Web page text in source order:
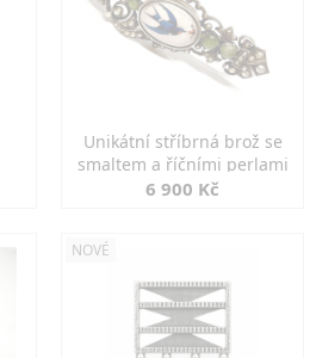
Unikátní stříbrná brož se
smaltem a říčními perlami
6 900 Kč
NOVÉ